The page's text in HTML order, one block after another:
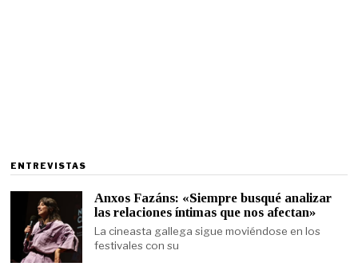
ENTREVISTAS
Anxos Fazáns: «Siempre busqué analizar
las relaciones íntimas que nos afectan»
La cineasta gallega sigue moviéndose en los
festivales con su